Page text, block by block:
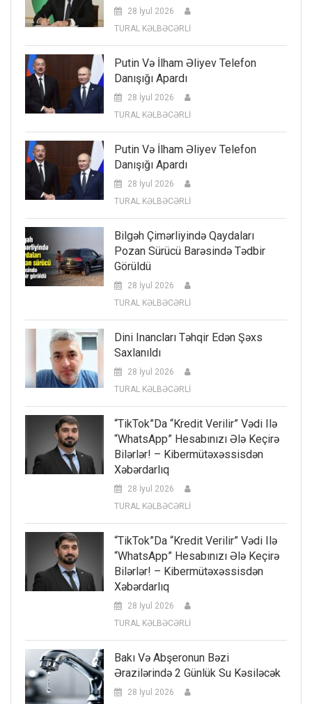
28 İyul 2026
TURAL KƏLBƏCƏRLİ
Putin Və İlham Əliyev Telefon
Danışığı Apardı
28 İyul 2026
TURAL KƏLBƏCƏRLİ
Putin Və İlham Əliyev Telefon
Danışığı Apardı
28 İyul 2026
TURAL KƏLBƏCƏRLİ
Bilgəh Çimərliyində Qaydaları
Pozan Sürücü Barəsində Tədbir
Görüldü
28 İyul 2026
TURAL KƏLBƏCƏRLİ
Dini Inancları Təhqir Edən Şəxs
Saxlanıldı
28 İyul 2026
TURAL KƏLBƏCƏRLİ
“TikTok”da “kredit Verilir” Vədi Ilə
“WhatsApp” Hesabınızı Ələ Keçirə
Bilərlər! – Kibermütəxəssisdən
Xəbərdarlıq
28 İyul 2026
TURAL KƏLBƏCƏRLİ
“TikTok”da “kredit Verilir” Vədi Ilə
“WhatsApp” Hesabınızı Ələ Keçirə
Bilərlər! – Kibermütəxəssisdən
Xəbərdarlıq
28 İyul 2026
TURAL KƏLBƏCƏRLİ
Bakı Və Abşeronun Bəzi
Ərazilərində 2 Günlük Su Kəsiləcək
28 İyul 2026